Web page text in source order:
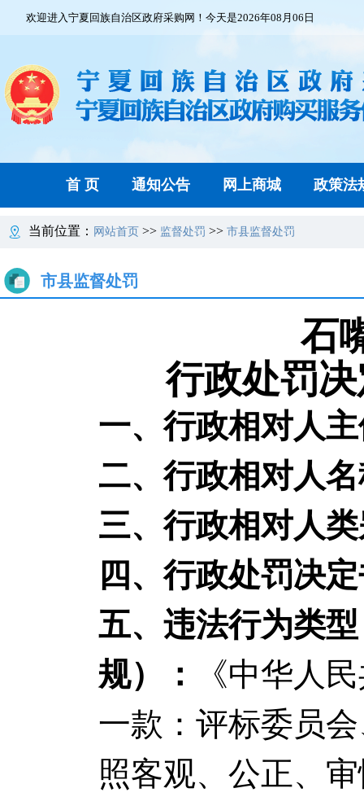
欢迎进入宁夏回族自治区政府采购网！今天是2026年08月06日
首 页 通知公告 网上商城 政策法
当前位置： 网站首页 >> 监督处罚 >> 市县监督处罚
市县监督处罚
石
行政处罚
一、行政相对人
二、行政相对人
三、行政相对人
四、行政处罚决
五、违法行为类
规）：
《中华人
一款：评标委员
照客观、公正、